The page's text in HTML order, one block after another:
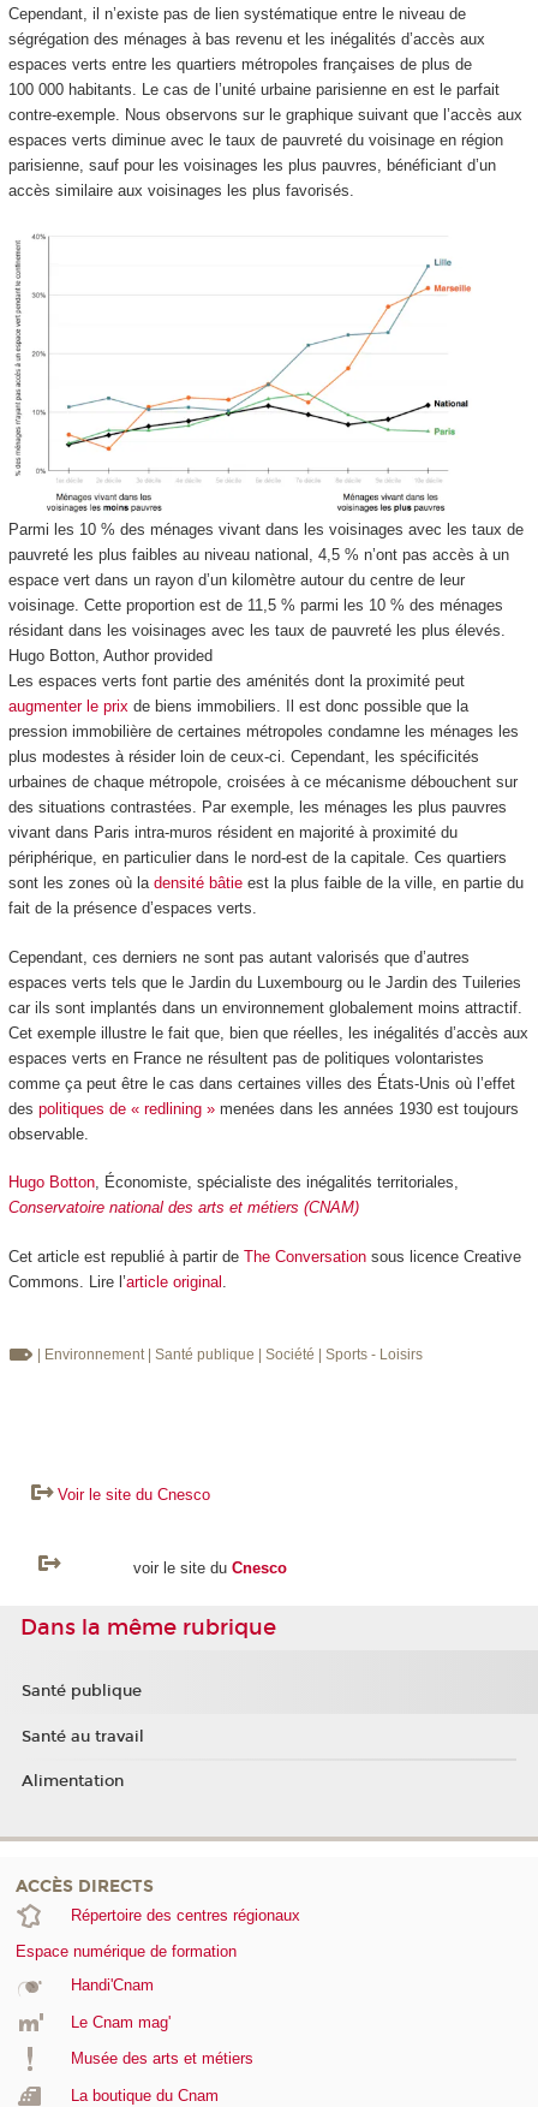
Cependant, il n’existe pas de lien systématique entre le niveau de
ségrégation des ménages à bas revenu et les inégalités d’accès aux
espaces verts entre les quartiers métropoles françaises de plus de
100 000 habitants. Le cas de l’unité urbaine parisienne en est le parfait
contre-exemple. Nous observons sur le graphique suivant que l’accès aux
espaces verts diminue avec le taux de pauvreté du voisinage en région
parisienne, sauf pour les voisinages les plus pauvres, bénéficiant d’un
accès similaire aux voisinages les plus favorisés.
Parmi les 10 % des ménages vivant dans les voisinages avec les taux de
pauvreté les plus faibles au niveau national, 4,5 % n’ont pas accès à un
espace vert dans un rayon d’un kilomètre autour du centre de leur
voisinage. Cette proportion est de 11,5 % parmi les 10 % des ménages
résidant dans les voisinages avec les taux de pauvreté les plus élevés.
Hugo Botton, Author provided
Les espaces verts font partie des aménités dont la proximité peut
augmenter le prixde biens immobiliers. Il est donc possible que la
pression immobilière de certaines métropoles condamne les ménages les
plus modestes à résider loin de ceux-ci. Cependant, les spécificités
urbaines de chaque métropole, croisées à ce mécanisme débouchent sur
des situations contrastées. Par exemple, les ménages les plus pauvres
vivant dans Paris intra-muros résident en majorité à proximité du
périphérique, en particulier dans le nord-est de la capitale. Ces quartiers
sont les zones où la densité bâtieest la plus faible de la ville, en partie du
fait de la présence d’espaces verts.
Cependant, ces derniers ne sont pas autant valorisés que d’autres
espaces verts tels que le Jardin du Luxembourg ou le Jardin des Tuileries
car ils sont implantés dans un environnement globalement moins attractif.
Cet exemple illustre le fait que, bien que réelles, les inégalités d’accès aux
espaces verts en France ne résultent pas de politiques volontaristes
comme ça peut être le cas dans certaines villes des États-Unis où l’effet
des politiques de « redlining »menées dans les années 1930 est toujours
observable.
Hugo Botton, Économiste, spécialiste des inégalités territoriales,
Conservatoire national des arts et métiers (CNAM)
Cet article est republié à partir de The Conversationsous licence Creative
Commons. Lire l’article original
| Environnement | Santé publique | Société | Sports - Loisirs
Voir le site du Cnesco
voir le site du Cnesco
Dans la même rubrique
Santé publique
Santé au travail
Alimentation
ACCÈS DIRECTS
Répertoire des centres régionaux
Espace numérique de formation
Handi'Cnam
Le Cnam mag'
Musée des arts et métiers
La boutique du Cnam